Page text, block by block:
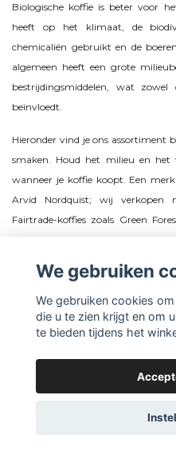
Biologische koffie is beter voor
heeft op het klimaat, de
chemicaliën gebruikt en de
algemeen heeft een grote
bestrijdingsmiddelen, wat
beïnvloedt.
Hieronder vind je ons assortiment
smaken. Houd het milieu en het
wanneer je koffie koopt. Een
Arvid Nordquist; wij verkopen
Fairtrade-koffies zoals Green
Over ons
Lees meer
We gebruiken
We gebruiken cookies
die u te zien krijgt en om
te bieden tijdens het